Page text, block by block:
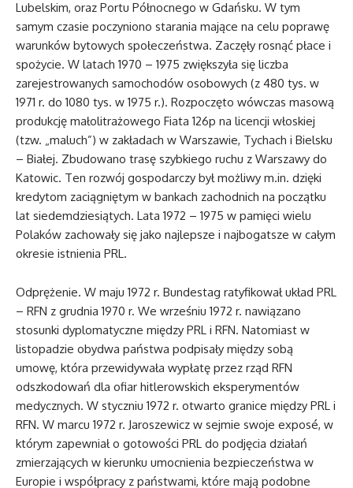
Lubelskim, oraz Portu Północnego w Gdańsku. W tym
samym czasie poczyniono starania mające na celu poprawę
warunków bytowych społeczeństwa. Zaczęły rosnąć płace i
spożycie. W latach 1970 – 1975 zwiększyła się liczba
zarejestrowanych samochodów osobowych (z 480 tys. w
1971 r. do 1080 tys. w 1975 r.). Rozpoczęto wówczas masową
produkcję małolitrażowego Fiata 126p na licencji włoskiej
(tzw. „maluch”) w zakładach w Warszawie, Tychach i Bielsku
– Białej. Zbudowano trasę szybkiego ruchu z Warszawy do
Katowic. Ten rozwój gospodarczy był możliwy m.in. dzięki
kredytom zaciągniętym w bankach zachodnich na początku
lat siedemdziesiątych. Lata 1972 – 1975 w pamięci wielu
Polaków zachowały się jako najlepsze i najbogatsze w całym
okresie istnienia PRL.
Odprężenie. W maju 1972 r. Bundestag ratyfikował układ PRL
– RFN z grudnia 1970 r. We wrześniu 1972 r. nawiązano
stosunki dyplomatyczne między PRL i RFN. Natomiast w
listopadzie obydwa państwa podpisały między sobą
umowę, która przewidywała wypłatę przez rząd RFN
odszkodowań dla ofiar hitlerowskich eksperymentów
medycznych. W styczniu 1972 r. otwarto granice między PRL i
RFN. W marcu 1972 r. Jaroszewicz w sejmie swoje exposé, w
którym zapewniał o gotowości PRL do podjęcia działań
zmierzających w kierunku umocnienia bezpieczeństwa w
Europie i współpracy z państwami, które mają podobne